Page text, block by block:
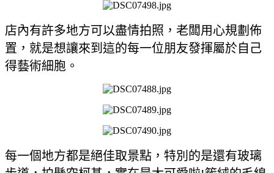
店內有許多地方可以盡情拍照，老闆用心規劃佈
置，就是想讓來到這的每一位朋友發揮屬於自己
得藝術細胞。
每一個地方都是絕佳取景點，特別的是還有玻璃